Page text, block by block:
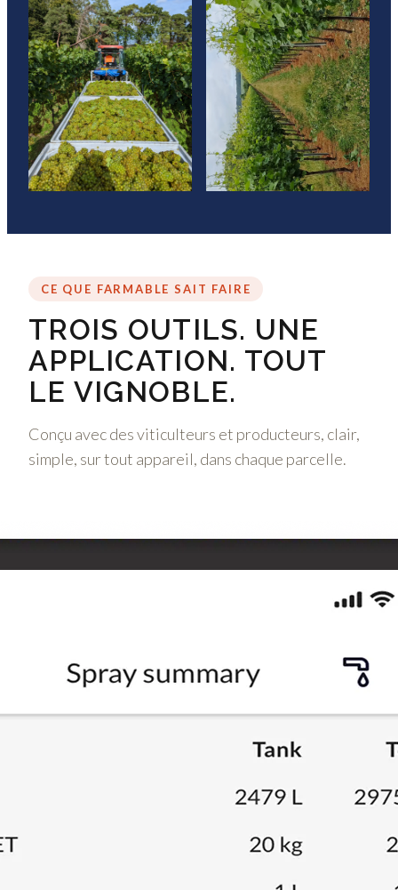
CE QUE FARMABLE SAIT FAIRE
TROIS OUTILS. UNE
APPLICATION. TOUT
LE VIGNOBLE.
Conçu avec des viticulteurs et producteurs, clair,
simple, sur tout appareil, dans chaque parcelle.